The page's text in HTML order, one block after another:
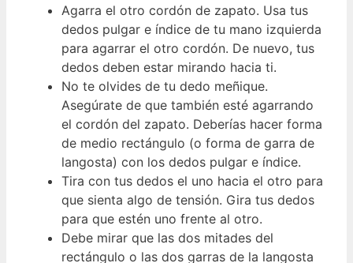
Agarra el otro cordón de zapato. Usa tus
dedos pulgar e índice de tu mano izquierda
para agarrar el otro cordón. De nuevo, tus
dedos deben estar mirando hacia ti.
No te olvides de tu dedo meñique.
Asegúrate de que también esté agarrando
el cordón del zapato. Deberías hacer forma
de medio rectángulo (o forma de garra de
langosta) con los dedos pulgar e índice.
Tira con tus dedos el uno hacia el otro para
que sienta algo de tensión. Gira tus dedos
para que estén uno frente al otro.
Debe mirar que las dos mitades del
rectángulo o las dos garras de la langosta